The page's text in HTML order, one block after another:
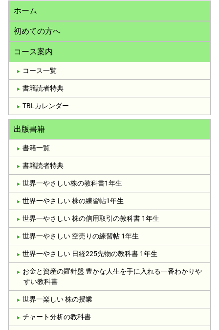
ホーム
初めての方へ
コース案内
コース一覧
書籍読者特典
TBLカレンダー
出版書籍
書籍一覧
書籍読者特典
世界一やさしい株の教科書1年生
世界一やさしい 株の練習帖1年生
世界一やさしい 株の信用取引の教科書 1年生
世界一やさしい 空売りの練習帖 1年生
世界一やさしい 日経225先物の教科書 1年生
お金と資産の羅針盤 豊かな人生を手に入れる一番わかりや
すい教科書
世界一楽しい 株の授業
チャート分析の教科書